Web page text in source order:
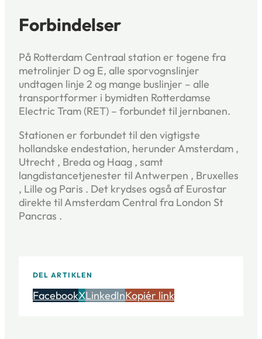
Forbindelser
På Rotterdam Centraal station er togene fra
metrolinjer D og E, alle sporvognslinjer
undtagen linje 2 og mange buslinjer – alle
transportformer i bymidten Rotterdamse
Electric Tram (RET) – forbundet til jernbanen.
Stationen er forbundet til den vigtigste
hollandske endestation, herunder Amsterdam ,
Utrecht , Breda og Haag , samt
langdistancetjenester til Antwerpen , Bruxelles
, Lille og Paris . Det krydses også af Eurostar
direkte til Amsterdam Central fra London St
Pancras .
DEL ARTIKLEN
FacebookXLinkedInKopiér link